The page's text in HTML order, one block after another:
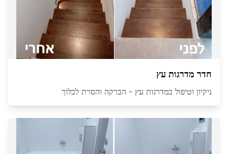
חדר מדרגות עץ
ניקיון וטיפול במדרגות עץ - הברקה והסרת לכלוך